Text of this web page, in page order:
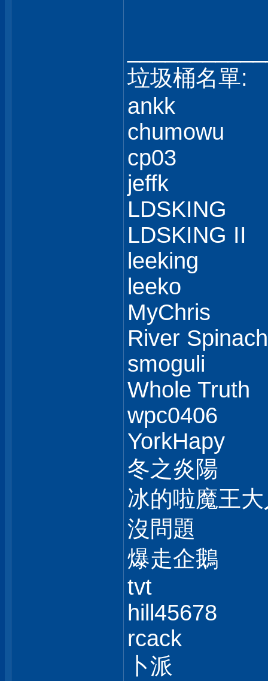
垃圾桶名單:
ankk
chumowu
cp03
jeffk
LDSKING
LDSKING II
leeking
leeko
MyChris
River Spinach
smoguli
Whole Truth
wpc0406
YorkHapy
冬之炎陽
冰的啦魔王
沒問題
爆走企鵝
tvt
hill45678
rcack
卜派